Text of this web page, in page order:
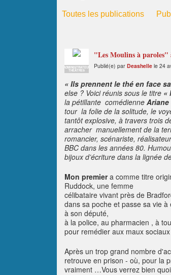
Toutes les publications
ADMINISTRATEUR
THÉÂTRES
"Les Moulins à paroles"
Publié(e) par Deashelle le 24
« Ils prennent le thé en face
else ? Voici réunis sous le titre «
la pétillante comédienne
tour la folie de la solitude, le
tantôt explosive, à travers trois
arracher manuellement de la
romancier, scénariste,
BBC dans les années 80.
bijoux d’écriture dans la lignée
Mon premiera comme titre
Ruddock, une femme
célibataire vivant près de
dans sa poche et passe sa vie
à son député,
à la police, au pharmacien , à
pour remédier aux maux
Après un trop grand nombre
retrouve en prison - où, pour la
vraiment …Vous verrez bien